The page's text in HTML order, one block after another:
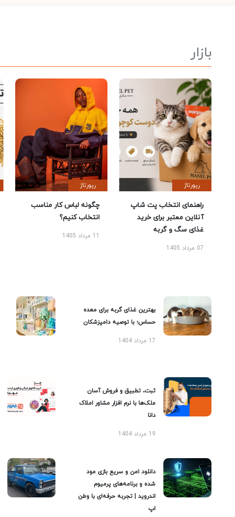
بازار
رپورتاژ
راهنمای انتخاب پت شاپ
آنلاین معتبر برای خرید
غذای سگ و گربه
07 مرداد 1405
رپورتاژ
چگونه لباس کار مناسب
انتخاب کنیم؟
11 مرداد 1405
بهترین غذای گربه برای معده
حساس؛ با توصیه دامپزشکان
17 مرداد 1404
ثبت، تطبیق و فروش آسان
ملک‌ها با نرم افزار مشاور املاک
دانا
19 مرداد 1404
دانلود امن و سریع بازی مود
شده و برنامه‌های پرمیوم
اندروید | تجربه حرفه‌ای با وطن
اپ